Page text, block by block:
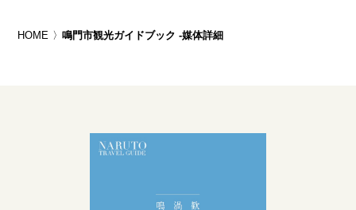
HOME 鳴門市観光ガイドブック -媒体詳細